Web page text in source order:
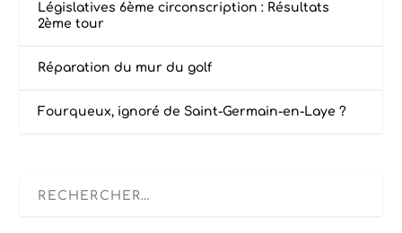
Législatives 6ème circonscription : Résultats
2ème tour
Réparation du mur du golf
Fourqueux, ignoré de Saint-Germain-en-Laye ?